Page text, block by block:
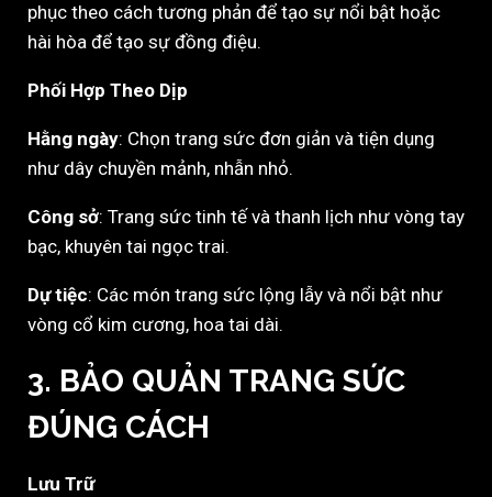
phục theo cách tương phản để tạo sự nổi bật hoặc
hài hòa để tạo sự đồng điệu.
Phối Hợp Theo Dịp
Hằng ngày: Chọn trang sức đơn giản và tiện dụng
như dây chuyền mảnh, nhẫn nhỏ.
Công sở: Trang sức tinh tế và thanh lịch như vòng tay
bạc, khuyên tai ngọc trai.
Dự tiệc: Các món trang sức lộng lẫy và nổi bật như
vòng cổ kim cương, hoa tai dài.
3. BẢO QUẢN TRANG SỨC
ĐÚNG CÁCH
Lưu Trữ